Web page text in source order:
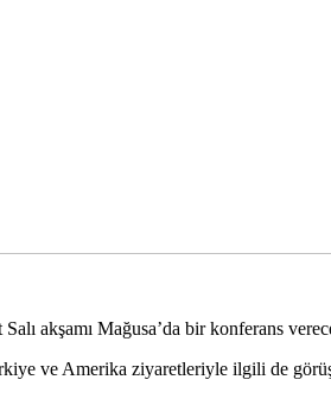
akşamı Mağusa’da bir konferans
ve Amerika ziyaretleriyle ilgili de